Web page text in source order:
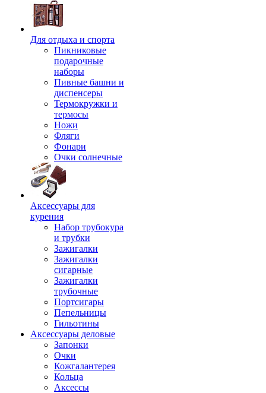
Для отдыха и спорта
Пикниковые
подарочные
наборы
Пивные башни и
диспенсеры
Термокружки и
термосы
Ножи
Фляги
Фонари
Очки солнечные
Аксессуары для
курения
Набор трубокура
и трубки
Зажигалки
Зажигалки
сигарные
Зажигалки
трубочные
Портсигары
Пепельницы
Гильотины
Аксессуары деловые
Запонки
Очки
Кожгалантерея
Кольца
Аксессы